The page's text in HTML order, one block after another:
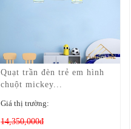
Quạt trần đèn trẻ em hình
chuột mickey...
Giá thị trường:
14,350,000đ